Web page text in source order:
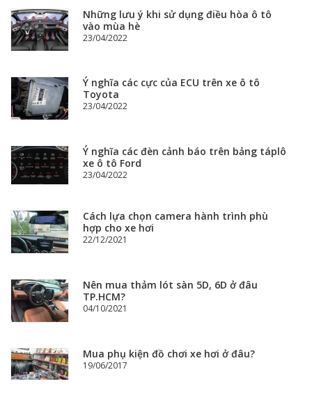
Những lưu ý khi sử dụng điều hòa ô tô
vào mùa hè
23/04/2022
Ý nghĩa các cực của ECU trên xe ô tô
Toyota
23/04/2022
Ý nghĩa các đèn cảnh báo trên bảng táplô
xe ô tô Ford
23/04/2022
Cách lựa chọn camera hành trình phù
hợp cho xe hơi
22/12/2021
Nên mua thảm lót sàn 5D, 6D ở đâu
TP.HCM?
04/10/2021
Mua phụ kiện đồ chơi xe hơi ở đâu?
19/06/2017